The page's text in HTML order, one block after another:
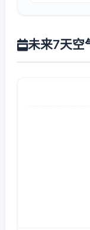
未来7天空